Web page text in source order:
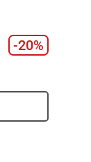
-20%